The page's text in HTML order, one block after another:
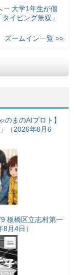
─ 大学1年生が個
イピング無双」
ズームイン一覧 >>
まのAIプロト】
（2026年8月6
板橋区立志村第一
月4日）